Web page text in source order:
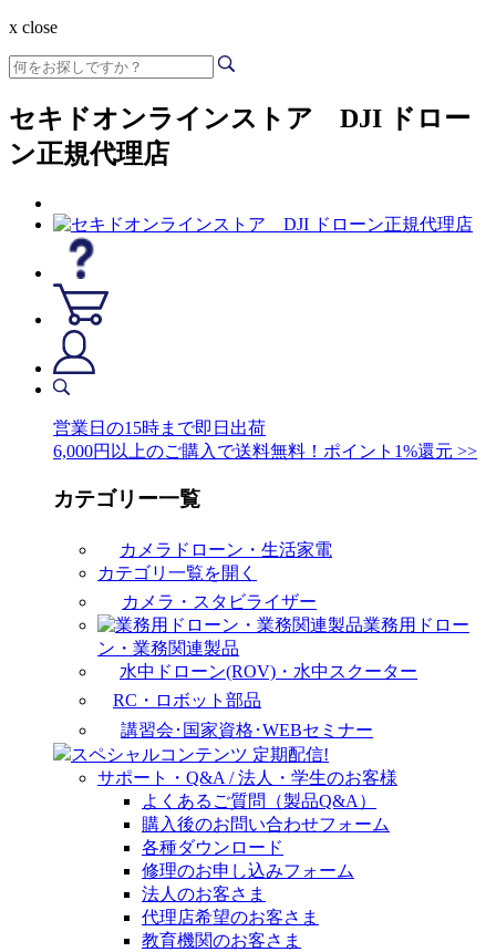
x close
セキドオンラインストア DJI ドロー
ン正規代理店
営業日の15時まで即日出荷
6,000円以上のご購入で送料無料！ポイント1%還元 >>
カテゴリー一覧
カメラドローン・生活家電
カテゴリ一覧を開く
カメラ・スタビライザー
業務用ドロー
ン・業務関連製品
水中ドローン(ROV)・水中スクーター
RC・ロボット部品
講習会･国家資格･WEBセミナー
スペシャルコンテンツ 定期配信!
サポート・Q&A / 法人・学生のお客様
よくあるご質問（製品Q&A）
購入後のお問い合わせフォーム
各種ダウンロード
修理のお申し込みフォーム
法人のお客さま
代理店希望のお客さま
教育機関のお客さま